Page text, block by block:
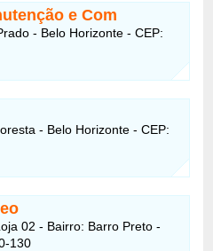
e Com
- Belo Horizonte - CEP:
- Belo Horizonte - CEP:
02 - Bairro: Barro Preto -
130